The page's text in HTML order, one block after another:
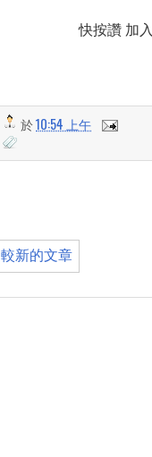
快按讚 加入
於10:54 上午
較新的文章